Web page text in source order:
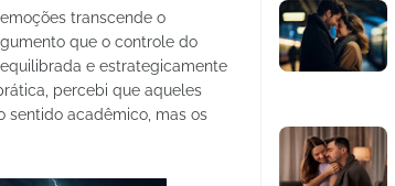
transcende o
que o controle do
e estrategicamente
percebi que aqueles
sentido acadêmico, mas os